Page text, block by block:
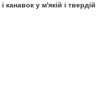
у м'якій і твердій